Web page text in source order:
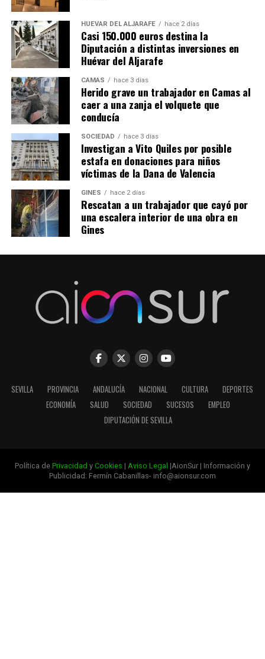
HUÉVAR DEL ALJARAFE hace 2 días
Casi 150.000 euros destina la
Diputación a distintas inversiones en
Huévar del Aljarafe
CAMAS hace 3 días
Herido grave un trabajador en Camas al
caer a una zanja el volquete que
conducía
SOCIEDAD hace 3 días
Investigan a Vito Quiles por posible
estafa en donaciones para niños
víctimas de la Dana de Valencia
GINES hace 2 días
Rescatan a un trabajador que cayó por
una escalera interior de una obra en
Gines
SEVILLA PROVINCIA ANDALUCÍA NACIONAL CULTURA
DEPORTES
ECONOMÍA
SALUD SOCIEDAD SUCESOS
EMPLEO
DIPUTACIÓN DE SEVILLA
Política de Privacidad y Cookies | Aviso Legal |AionSur | Información y
Publicidad: Fermín Cabanillas- info@aionsur.com